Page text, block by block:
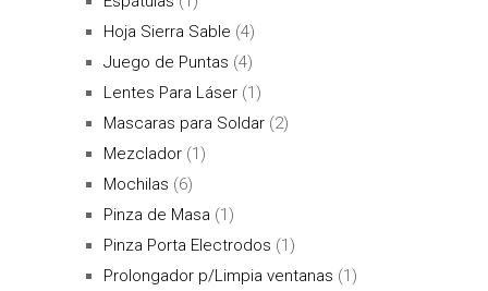
Hoja Sierra Sable (4)
Juego de Puntas (4)
Lentes Para Láser (1)
Mascaras para Soldar (2)
Mezclador (1)
Mochilas (6)
Pinza de Masa (1)
Pinza Porta Electrodos (1)
Prolongador p/Limpia ventanas (1)